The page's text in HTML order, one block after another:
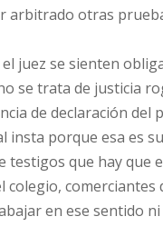
arbitrado otras
juez se sienten
se trata de justicia
de declaración del
insta porque esa es
testigos que hay que
colegio,
en ese sentido